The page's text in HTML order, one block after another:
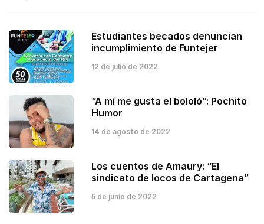
Estudiantes becados denuncian
incumplimiento de Funtejer
12 de julio de 2022
“A mí me gusta el bololó”: Pochito
Humor
14 de agosto de 2022
Los cuentos de Amaury: “El
sindicato de locos de Cartagena”
5 de junio de 2022